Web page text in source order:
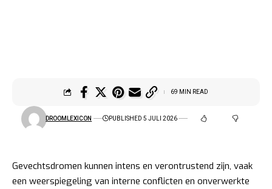
DROOMLEXICON PUBLISHED 5 JULI 2026
69 MIN READ
Gevechtsdromen kunnen intens en verontrustend zijn, vaak
een weerspiegeling van interne conflicten en onverwerkte